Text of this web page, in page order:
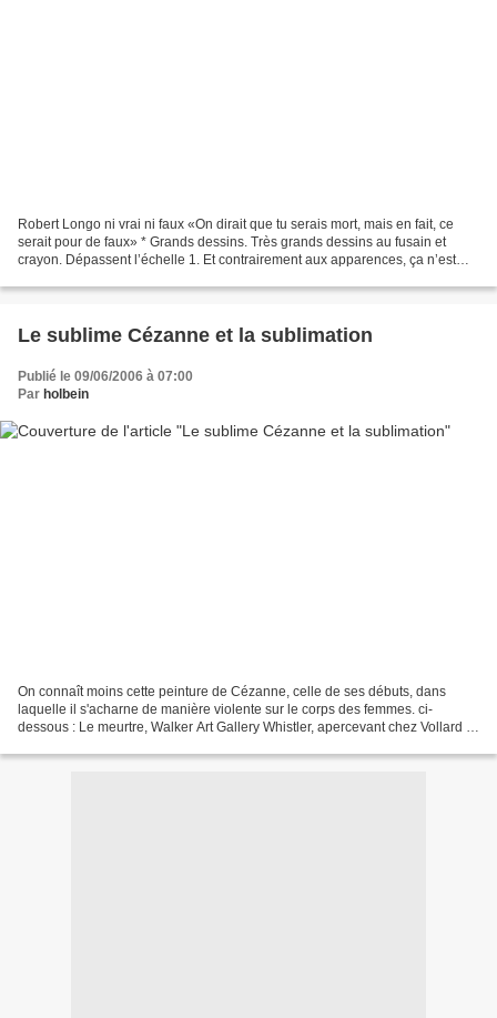
Robert Longo ni vrai ni faux «On dirait que tu serais mort, mais en fait, ce
serait pour de faux» * Grands dessins. Très grands dessins au fusain et
crayon. Dépassent l’échelle 1. Et contrairement aux apparences, ça n’est
Le sublime Cézanne et la sublimation
Publié le 09/06/2006 à 07:00
Par holbein
On connaît moins cette peinture de Cézanne, celle de ses débuts, dans
laquelle il s'acharne de manière violente sur le corps des femmes. ci-
dessous : Le meurtre, Walker Art Gallery Whistler, apercevant chez Vollard le